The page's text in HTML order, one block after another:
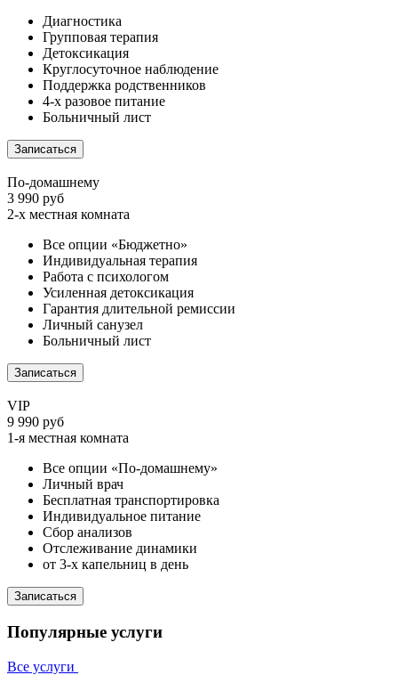
Диагностика
Групповая терапия
Детоксикация
Круглосуточное наблюдение
Поддержка родственников
4-х разовое питание
Больничный лист
Записаться
По-домашнему
3 990 руб
2-х местная комната
Все опции «Бюджетно»
Индивидуальная терапия
Работа с психологом
Усиленная детоксикация
Гарантия длительной ремиссии
Личный санузел
Больничный лист
Записаться
VIP
9 990 руб
1-я местная комната
Все опции «По-домашнему»
Личный врач
Бесплатная транспортировка
Индивидуальное питание
Сбор анализов
Отслеживание динамики
от 3-х капельниц в день
Записаться
Популярные услуги
Все услуги